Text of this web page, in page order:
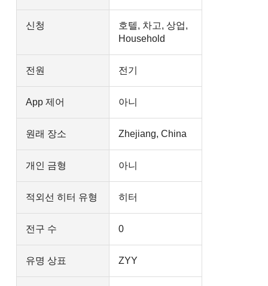
신청
호텔, 차고, 상업,
Household
전원 전기
App 제어 아니
원래 장소 Zhejiang, China
개인 금형 아니
적외선 히터 유형 히터
전구 수 0
유명 상표 ZYY